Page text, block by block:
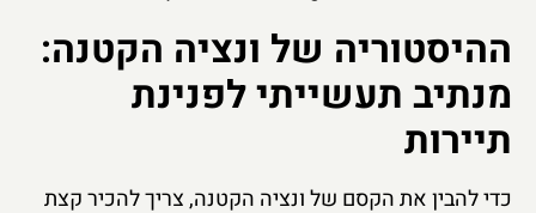
ההיסטוריה של ונציה הקטנה:
מנתיב תעשייתי לפנינת
תיירות
כדי להבין את הקסם של ונציה הקטנה, צריך להכיר קצת